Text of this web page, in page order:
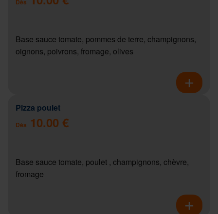
Dès
Base sauce tomate, pommes de terre, champignons,
oignons, poivrons, fromage, olives
Pizza poulet
Dès 10.00 €
Base sauce tomate, poulet , champignons, chèvre,
fromage